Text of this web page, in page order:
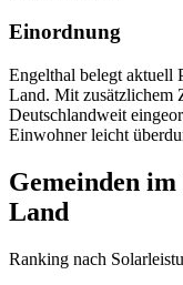
Einordnung
Engelthal belegt aktuell
Land. Mit zusätzlichem
Deutschlandweit
Einwohner leicht
Gemeinden
Land
Ranking nach